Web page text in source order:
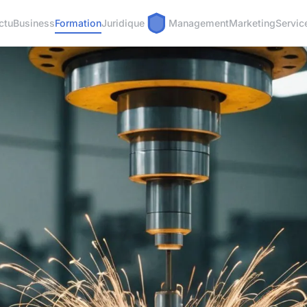
BusinessFormationJuridique ManagementMarketing